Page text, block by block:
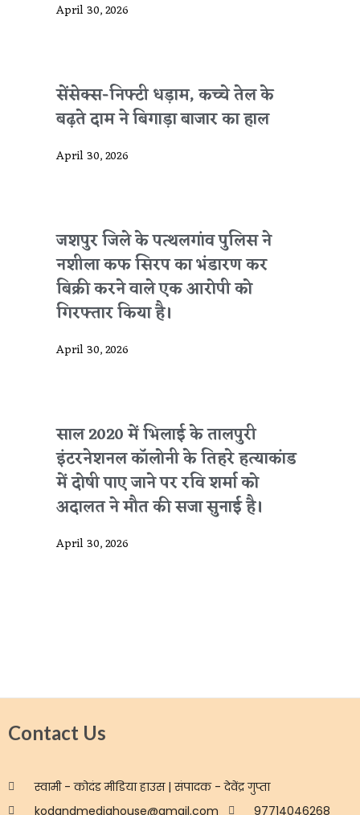
April 30, 2026
सेंसेक्स-निफ्टी धड़ाम, कच्चे तेल के
बढ़ते दाम ने बिगाड़ा बाजार का हाल
April 30, 2026
जशपुर जिले के पत्थलगांव पुलिस ने
नशीला कफ सिरप का भंडारण कर
बिक्री करने वाले एक आरोपी को
गिरफ्तार किया है।
April 30, 2026
साल 2020 में भिलाई के तालपुरी
इंटरनेशनल कॉलोनी के तिहरे हत्याकांड
में दोषी पाए जाने पर रवि शर्मा को
अदालत ने मौत की सजा सुनाई है।
April 30, 2026
Contact Us
स्वामी - कोदंड मीडिया हाउस | संपादक - देवेंद्र गुप्ता
kodandmediahouse@gmail.com
97714046268